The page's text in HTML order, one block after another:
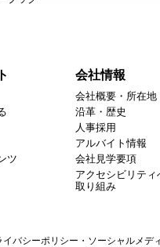
ツ
会社情報
会社概要・所在地
沿革・歴史
人事採用
アルバイト情報
会社見学要項
アクセシビリティ
取り組み
イバシーポリシー・ソーシャルメデ